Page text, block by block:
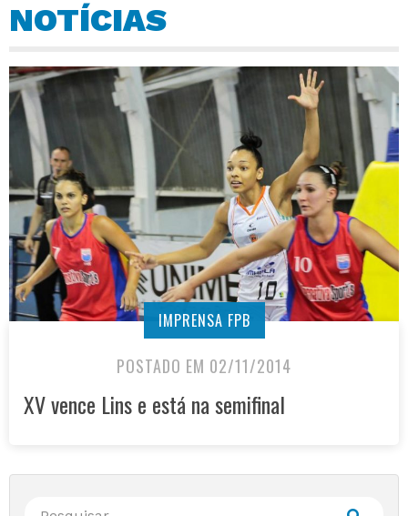
NOTÍCIAS
IMPRENSA FPB
POSTADO EM 02/11/2014
XV vence Lins e está na semifinal